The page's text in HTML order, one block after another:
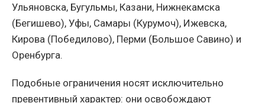
Ульяновска, Бугульмы, Казани, Нижнекамска
(Бегишево), Уфы, Самары (Курумоч), Ижевска,
Кирова (Победилово), Перми (Большое Савино) и
Оренбурга.
Подобные ограничения носят исключительно
превентивный характер: они освобождают